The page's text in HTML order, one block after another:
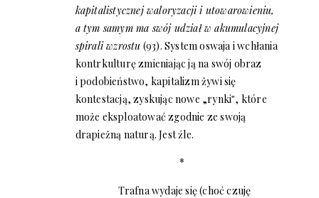
kapitalistycznej waloryzacji i utowarowieniu,
a tym samym ma swój udział w akumulacyjnej
spirali wzrostu (93). System oswaja i wchłania
kontrkulturę zmieniając ją na swój obraz
i podobieństwo, kapitalizm żywi się
kontestacją, zyskując nowe „rynki‟, które
może eksploatować zgodnie ze swoją
drapieżną naturą. Jest źle.
*
Trafna wydaje się (choć czuję